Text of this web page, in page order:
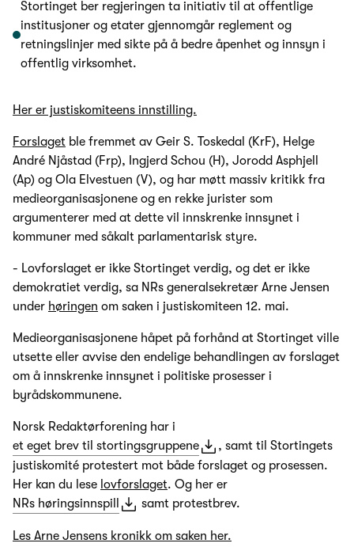
Stortinget ber regjeringen ta initiativ til at offentlige
institusjoner og etater gjennomgår reglement og
retningslinjer med sikte på å bedre åpenhet og innsyn i
offentlig virksomhet.
Her er justiskomiteens innstilling.
Forslaget ble fremmet av Geir S. Toskedal (KrF), Helge
André Njåstad (Frp), Ingjerd Schou (H), Jorodd Asphjell
(Ap) og Ola Elvestuen (V), og har møtt massiv kritikk fra
medieorganisasjonene og en rekke jurister som
argumenterer med at dette vil innskrenke innsynet i
kommuner med såkalt parlamentarisk styre.
- Lovforslaget er ikke Stortinget verdig, og det er ikke
demokratiet verdig, sa NRs generalsekretær Arne Jensen
under høringen om saken i justiskomiteen 12. mai.
Medieorganisasjonene håpet på forhånd at Stortinget ville
utsette eller avvise den endelige behandlingen av forslaget
om å innskrenke innsynet i politiske prosesser i
byrådskommunene.
Norsk Redaktørforening har i
et eget brev til stortingsgruppene
, samt til Stortingets
justiskomité protestert mot både forslaget og prosessen.
Her kan du lese lovforslaget. Og her er
NRs høringsinnspill
samt protestbrev.
Les Arne Jensens kronikk om saken her.